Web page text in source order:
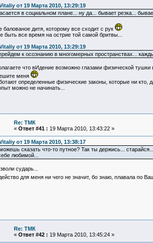
от 19 Марта 2010, 13:29:19
в социальном плане... ну да... бывает резка...
балованое дитя, которому все сходит с рук
быть все время на острие той самой бритвы...
от 19 Марта 2010, 13:29:19
к осознанию в многомерных пространствах...
что вИдение возможно глазами физической
меня
определенные физические законы, которые ни кто,
можно не начинать...
Re: ТМК
« Ответ #41 : 19 Марта 2010, 13:43:22 »
от 19 Марта 2010, 13:38:17
сказать что-то путное? Так ты держись...
любимой...
сударь...
для меня ни чего не значит, бо знаю, плавала по
Re: ТМК
« Ответ #42 : 19 Марта 2010, 13:45:24 »